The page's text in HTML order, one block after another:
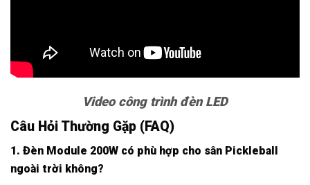
Video công trình đèn LED
Câu Hỏi Thường Gặp (FAQ)
1. Đèn Module 200W có phù hợp cho sân Pickleball
ngoài trời không?